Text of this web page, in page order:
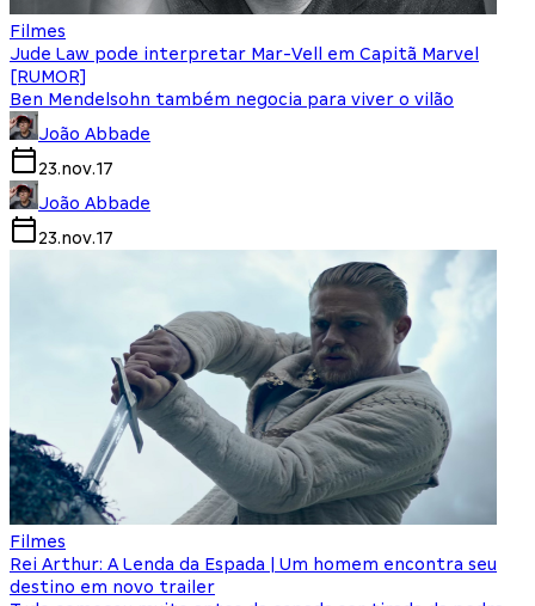
Filmes
Jude Law pode interpretar Mar-Vell em Capitã Marvel
[RUMOR]
Ben Mendelsohn também negocia para viver o vilão
João Abbade
23.nov.17
João Abbade
23.nov.17
Filmes
Rei Arthur: A Lenda da Espada | Um homem encontra seu
destino em novo trailer